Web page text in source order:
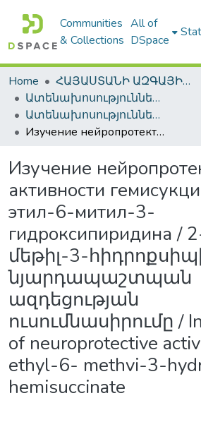
Communities
& Collections
All of
DSpace
Home
ՀԱՅԱՍՏԱՆԻ ԱԶԳԱՅԻՆ ԳՐԱԴԱՐԱՆԻ ԹՎԱՅԻՆ ՊԱՀՈՑ / DIGITAL REPOSITORY OF NLA
Ատենախոսություններ և սեղմագրեր / Theses & Abstracts
Ատենախոսություններ և սեղմագրեր / Theses & Abstracts
Изучение нейропротекторной активности гемисукцината 2-этил-6-митил-3-гидроксипиридина / 2-էթիլ-6-մեթիլ-3-հիդրոքսիպիրիդինի նյարդապաշտպան ազդեցության ուսումնասիրումը / Investigation of neuroprotective activity of 2-ethyl-6- methvi-3-hydroxypyridine hemisuccinate
Изучение
активности
этил-6-митил-3-
гидроксипиридина /
մեթիլ-3-
նյարդապաշտպան
ազդեցության
ուսումնասիրումը /
of neuroprotective
ethyl-6- methvi-3-
hemisuccinate